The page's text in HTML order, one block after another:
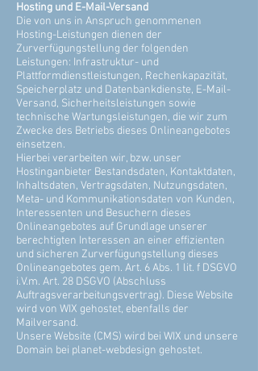
Hosting und E-Mail-Versand
Die von uns in Anspruch genommenen
Hosting-Leistungen dienen der
Zurverfügungstellung der folgenden
Leistungen: Infrastruktur- und
Plattformdienstleistungen, Rechenkapazität,
Speicherplatz und Datenbankdienste, E-Mail-
Versand, Sicherheitsleistungen sowie
technische Wartungsleistungen, die wir zum
Zwecke des Betriebs dieses Onlineangebotes
einsetzen.
Hierbei verarbeiten wir, bzw. unser
Hostinganbieter Bestandsdaten, Kontaktdaten,
Inhaltsdaten, Vertragsdaten, Nutzungsdaten,
Meta- und Kommunikationsdaten von Kunden,
Interessenten und Besuchern dieses
Onlineangebotes auf Grundlage unserer
berechtigten Interessen an einer effizienten
und sicheren Zurverfügungstellung dieses
Onlineangebotes gem. Art. 6 Abs. 1 lit. f DSGVO
i.V.m. Art. 28 DSGVO (Abschluss
Auftragsverarbeitungsvertrag). Diese Website
wird von WIX gehostet, ebenfalls der
Mailversand.
Unsere Website (CMS) wird bei WIX und unsere
Domain bei planet-webdesign gehostet.